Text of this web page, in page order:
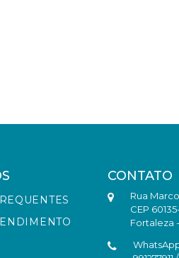
CONTATO
Rua
CEP
Fortaleza